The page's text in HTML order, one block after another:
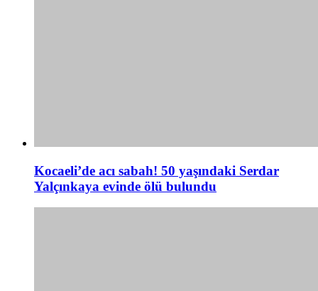
Kocaeli’de acı sabah! 50 yaşındaki Serdar
Yalçınkaya evinde ölü bulundu